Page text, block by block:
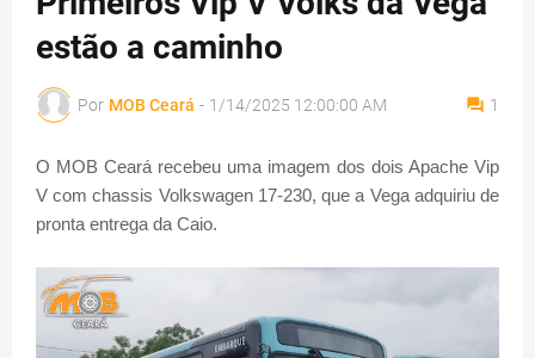
estão a caminho
Por MOB Ceará - 1/14/2025 12:00:00 AM 1
O MOB Ceará recebeu uma imagem dos dois Apache Vip
V com chassis Volkswagen 17-230, que a Vega adquiriu de
pronta entrega da Caio.